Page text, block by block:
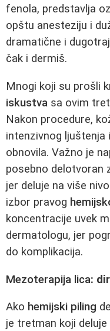
fenola, predstavlja
opštu anesteziju i
dramatične i
čak i dermiš.
Mnogi koji su prošli
iskustva sa ovim
Nakon procedure,
intenzivnog ljuštenja
obnovila. Važno je
posebno delotvoran
jer deluje na više
izbor pravog
koncentracije uvek
dermatologu, jer
do komplikacija.
Mezoterapija lica:
Ako hemijski piling
je tretman koji